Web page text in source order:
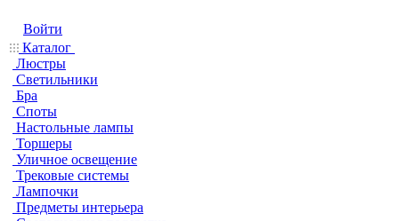
Войти
Каталог
Люстры
Светильники
Бра
Споты
Настольные лампы
Торшеры
Уличное освещение
Трековые системы
Лампочки
Предметы интерьера